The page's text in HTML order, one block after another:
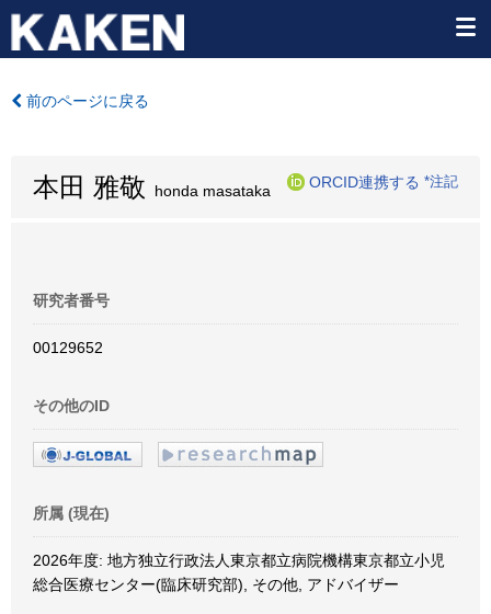
前のページに戻る
本田 雅敬 honda masataka
ORCID連携する *注記
研究者番号
00129652
その他のID
所属 (現在)
2026年度: 地方独立行政法人東京都立病院機構東京都立小児
総合医療センター(臨床研究部), その他, アドバイザー